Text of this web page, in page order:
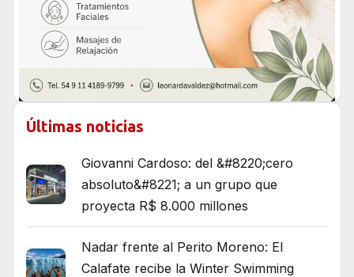
Últimas noticias
Giovanni Cardoso: del &#8220;cero
absoluto&#8221; a un grupo que
proyecta R$ 8.000 millones
Nadar frente al Perito Moreno: El
Calafate recibe la Winter Swimming